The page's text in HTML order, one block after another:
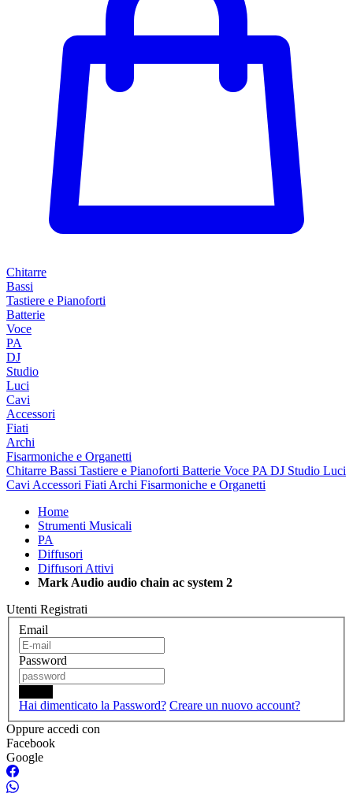
Chitarre
Bassi
Tastiere e Pianoforti
Batterie
Voce
PA
DJ
Studio
Luci
Cavi
Accessori
Fiati
Archi
Fisarmoniche e Organetti
Chitarre Bassi Tastiere e Pianoforti Batterie Voce PA DJ Studio Luci
Cavi Accessori Fiati Archi Fisarmoniche e Organetti
Home
Strumenti Musicali
PA
Diffusori
Diffusori Attivi
Mark Audio audio chain ac system 2
Utenti Registrati
Email
Password
Hai dimenticato la Password? Creare un nuovo account?
Oppure accedi con
Facebook
Google